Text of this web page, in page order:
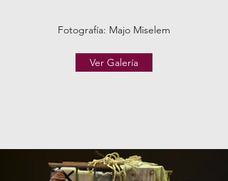
Fotografía: Majo Miselem
Ver Galería